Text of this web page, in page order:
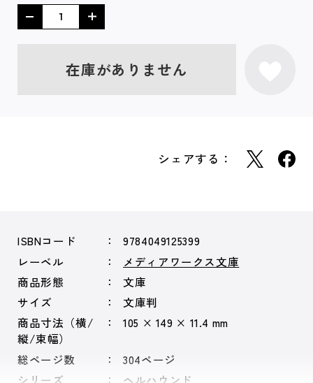
在庫がありません
シェアする：
ISBNコード
9784049125399
レーベル
メディアワークス文庫
商品形態
文庫
サイズ
文庫判
商品寸法（横/
縦/束幅）
105 × 149 × 11.4 mm
総ページ数
304ページ
シリーズ
ヘルハウンド